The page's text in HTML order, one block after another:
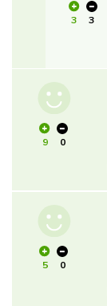
3 3
9 0
5 0